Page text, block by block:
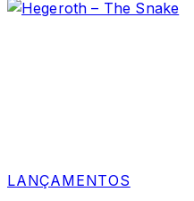
LANÇAMENTOS